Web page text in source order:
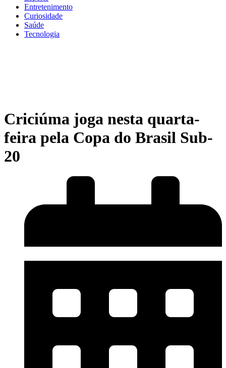
Entretenimento
Curiosidade
Saúde
Tecnologia
Criciúma joga nesta quarta-
feira pela Copa do Brasil Sub-
20